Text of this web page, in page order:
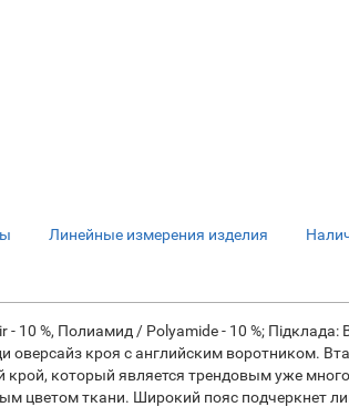
Линейные измерения изделия
%, Полиамид / Polyamide - 10 %; Підклада:
кроя с английским воротником.
который является трендовым уже
цветом ткани. Широкий пояс подчеркнет